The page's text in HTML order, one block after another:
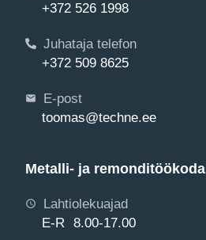
+372 526 1998
Juhataja telefon
+372 509 8625
E-post
toomas@techne.ee
Metalli- ja remonditöökoda
Lahtiolekuajad
E-R 8.00-17.00